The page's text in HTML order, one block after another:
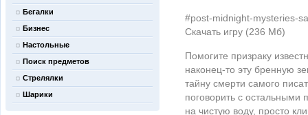
Бегалки
Бизнес
Настольные
Поиск предметов
Стрелялки
Шарики
#post-midnight-mysteries-
Скачать игру (236 Мб)
Помогите призраку
наконец-то эту бренную
тайну смерти самого
поговорить с остальными
на чистую воду, просто